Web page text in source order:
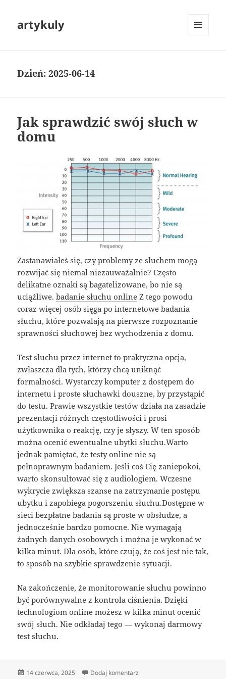
artykuly
Dzień:2025-06-14
Jak sprawdzić swój słuch w
domu
Zastanawiałeś się, czy problemy ze słuchem mogą
rozwijać się niemal niezauważalnie? Często
delikatne oznaki są bagatelizowane, bo nie są
uciążliwe.badanie słuchu online Z tego powodu
coraz więcej osób sięga po internetowe badania
słuchu, które pozwalają na pierwsze rozpoznanie
sprawności słuchowej bez wychodzenia z domu.
Test słuchu przez internet to praktyczna opcja,
zwłaszcza dla tych, którzy chcą uniknąć
formalności. Wystarczy komputer z dostępem do
internetu i proste słuchawki douszne, by przystąpić
do testu. Prawie wszystkie testów działa na zasadzie
prezentacji różnych częstotliwości i prosi
użytkownika o reakcję, czy je słyszy. W ten sposób
można ocenić ewentualne ubytki słuchu.Warto
jednak pamiętać, że testy online nie są
pełnoprawnym badaniem. Jeśli coś Cię zaniepokoi,
warto skonsultować się z audiologiem. Wczesne
wykrycie zwiększa szanse na zatrzymanie postępu
ubytku i zapobiega pogorszeniu słuchu.Dostępne w
sieci bezpłatne badania są proste w obsłudze, a
jednocześnie bardzo pomocne. Nie wymagają
żadnych danych osobowych i można je wykonać w
kilka minut. Dla osób, które czują, że coś jest nie tak,
to sposób na szybkie sprawdzenie sytuacji.
Na zakończenie, że monitorowanie słuchu powinno
być porównywalne z kontrola ciśnienia. Dzięki
technologiom online możesz w kilka minut ocenić
swój słuch. Nie odkładaj tego — wykonaj darmowy
test słuchu.
Data
14 czerwca, 2025 Dodaj komentarz